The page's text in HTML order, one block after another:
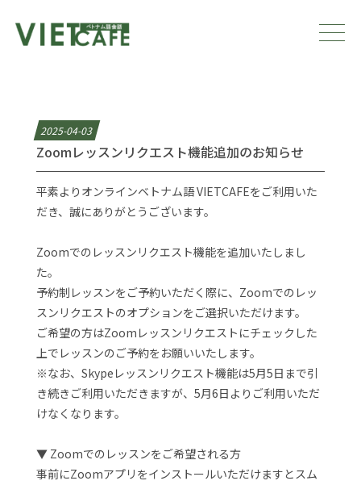
2025-04-03
Zoomレッスンリクエスト機能追加のお知らせ
平素よりオンラインベトナム語 VIETCAFEをご利用いた
だき、誠にありがとうございます。
Zoomでのレッスンリクエスト機能を追加いたしまし
た。
予約制レッスンをご予約いただく際に、Zoomでのレッ
スンリクエストのオプションをご選択いただけます。
ご希望の方はZoomレッスンリクエストにチェックした
上でレッスンのご予約をお願いいたします。
※なお、Skypeレッスンリクエスト機能は5月5日まで引
き続きご利用いただきますが、5月6日よりご利用いただ
けなくなります。
▼ Zoomでのレッスンをご希望される方
事前にZoomアプリをインストールいただけますとスム